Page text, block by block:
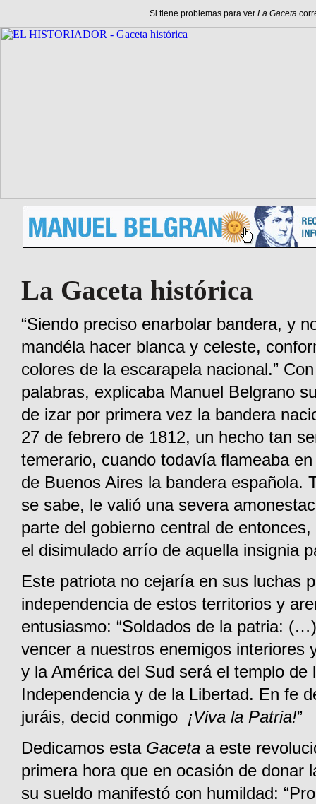
Si tiene problemas para ver La Gaceta
La Gaceta histórica
“Siendo preciso enarbolar bandera, y
mandéla hacer blanca y celeste,
colores de la escarapela nacional.”
palabras, explicaba Manuel Belgrano
de izar por primera vez la bandera
27 de febrero de 1812, un hecho tan
temerario, cuando todavía flameaba
de Buenos Aires la bandera española.
se sabe, le valió una severa
parte del gobierno central de
el disimulado arrío de aquella insignia
Este patriota no cejaría en sus luchas
independencia de estos territorios y
entusiasmo: “Soldados de la patria:
vencer a nuestros enemigos interiores
y la América del Sud será el templo de
Independencia y de la Libertad. En fe
juráis, decid conmigo ¡Viva la Patria!”
Dedicamos esta Gaceta a este
primera hora que en ocasión de donar
su sueldo manifestó con humildad: